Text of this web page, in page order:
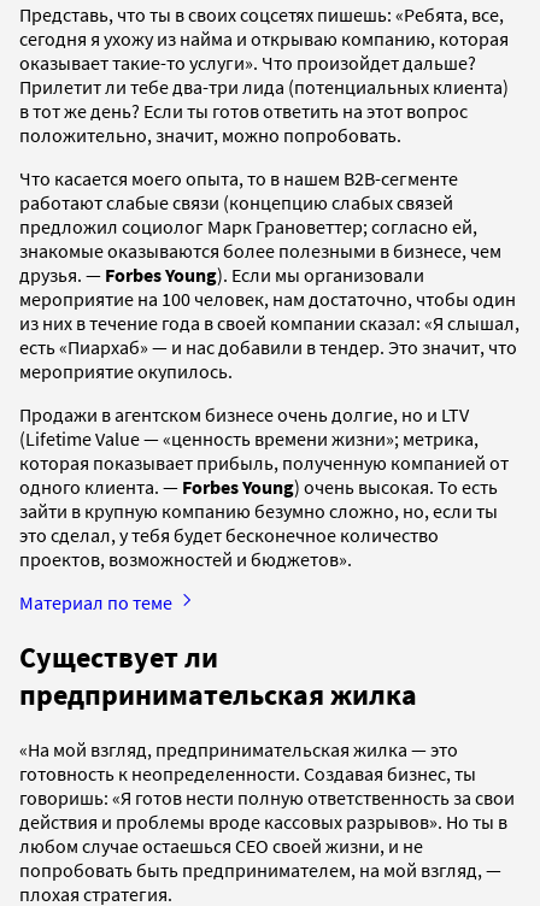
Представь, что ты в своих соцсетях пишешь: «Ребята, все,
сегодня я ухожу из найма и открываю компанию, которая
оказывает такие-то услуги». Что произойдет дальше?
Прилетит ли тебе два-три лида (потенциальных клиента)
в тот же день? Если ты готов ответить на этот вопрос
положительно, значит, можно попробовать.
Что касается моего опыта, то в нашем B2B-сегменте
работают слабые связи (концепцию слабых связей
предложил социолог Марк Грановеттер; согласно ей,
знакомые оказываются более полезными в бизнесе, чем
друзья. — Forbes Young). Если мы организовали
мероприятие на 100 человек, нам достаточно, чтобы один
из них в течение года в своей компании сказал: «Я слышал,
есть «Пиархаб» — и нас добавили в тендер. Это значит, что
мероприятие окупилось.
Продажи в агентском бизнесе очень долгие, но и LTV
(Lifetime Value — «ценность времени жизни»; метрика,
которая показывает прибыль, полученную компанией от
одного клиента. — Forbes Young) очень высокая. То есть
зайти в крупную компанию безумно сложно, но, если ты
это сделал, у тебя будет бесконечное количество
проектов, возможностей и бюджетов».
Материал по теме
Существует ли
предпринимательская жилка
«На мой взгляд, предпринимательская жилка — это
готовность к неопределенности. Создавая бизнес, ты
говоришь: «Я готов нести полную ответственность за свои
действия и проблемы вроде кассовых разрывов». Но ты в
любом случае остаешься CEO своей жизни, и не
попробовать быть предпринимателем, на мой взгляд, —
плохая стратегия.